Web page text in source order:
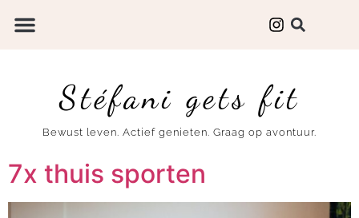
Stéfani gets fit
Bewust leven. Actief genieten. Graag op avontuur.
7x thuis sporten